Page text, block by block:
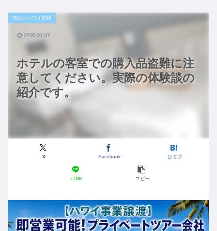
ホテルの客室での購入品盗難に注
意してください。実際の体験談の
紹介です。
危ないハワイ情報
X Facebook はてブ
LINE コピー
2020.01.07